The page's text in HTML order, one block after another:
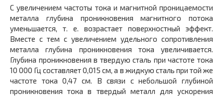
С увеличением частоты тока и магнитной проницаемости
металла глубина проникновения магнитного потока
уменьшается, т. е. возрастает поверхностный эффект.
Вместе с тем с увеличением удельного сопротивления
металла глубина проникновения тока увеличивается.
Глубина проникновения в твердую сталь при частоте тока
10 000 Гц составляет 0,015 см, а в жидкую сталь при той же
частоте тока 0,47 см. В связи с небольшой глубиной
проникновения тока в твердый металл для ускорения